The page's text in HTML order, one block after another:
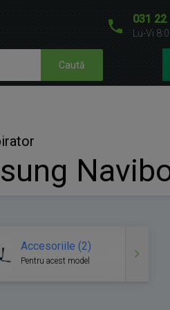
031 22
Lu-Vi
Caută
Accesoriile (2)
Pentru acest model